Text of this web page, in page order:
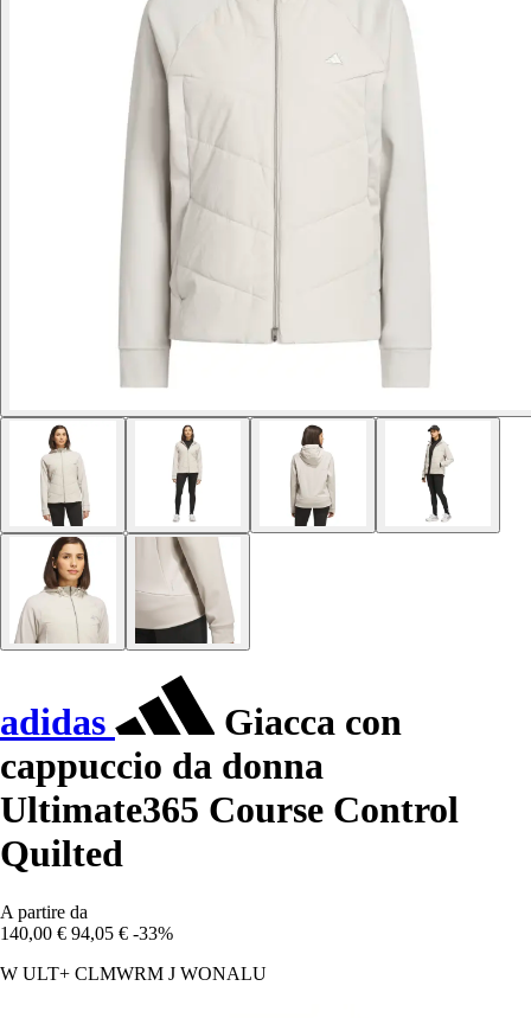
adidas
Giacca con
cappuccio da donna
Ultimate365 Course Control
Quilted
A partire da
140,00 € 94,05 € -33%
W ULT+ CLMWRM J WONALU